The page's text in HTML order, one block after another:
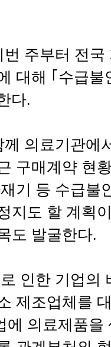
주부터 전국
대해 ｢수급불
다.
의료기관에
구매계약 현
기 등 수급불
지도 할 계획
도 발굴한다.
인한 기업의
제조업체를
에 의료제품을